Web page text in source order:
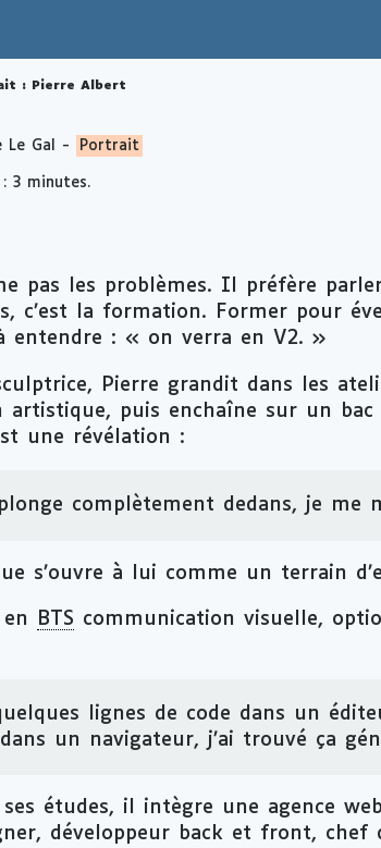
: Pierre Albert
Le Gal - Portrait
3 minutes.
pas les problèmes. Il préfère
c’est la formation. Former pour
entendre :
on verra en V2.
Pierre grandit dans les
artistique, puis enchaîne sur un bac
une révélation :
complètement dedans, je me
s’ouvre à lui comme un terrain
BTS communication visuelle,
lignes de code dans un
un navigateur, j’ai trouvé ça
études, il intègre une agence
, développeur back et front, chef